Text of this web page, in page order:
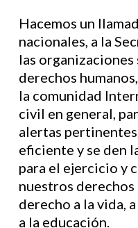
Hacemos un
nacionales, a la
las
derechos
la comunidad
civil en general,
alertas
eficiente y se den
para el ejercicio y
nuestros
derecho a la vida,
a la educación.